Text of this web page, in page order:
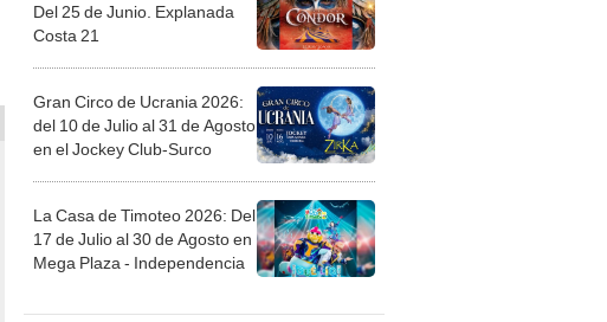
Del 25 de Junio. Explanada
Costa 21
Gran Circo de Ucrania 2026:
del 10 de Julio al 31 de Agosto
en el Jockey Club-Surco
La Casa de Timoteo 2026: Del
17 de Julio al 30 de Agosto en
Mega Plaza - Independencia